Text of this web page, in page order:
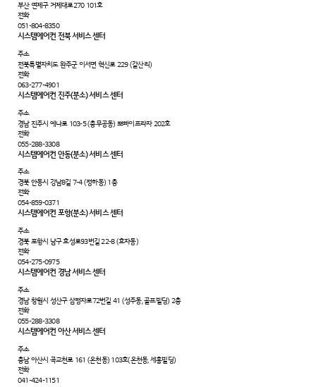
부산 연제구 거제대로270 101호
전화
051-804-8350
시스템에어컨 전북 서비스 센터
주소
전북특별자치도 완주군 이서면 혁신로 229 (갈산리)
전화
063-277-4901
시스템에어컨 진주(분소) 서비스 센터
주소
경남 진주시 에나로 103-5 (충무공동) 뽀빠이프라자 202호
전화
055-288-3308
시스템에어컨 안동(분소) 서비스 센터
주소
경북 안동시 강남8길 7-4 (정하동) 1층
전화
054-859-0371
시스템에어컨 포항(분소) 서비스 센터
주소
경북 포항시 남구 효성로93번길 22-8 (효자동)
전화
054-275-0975
시스템에어컨 경남 서비스 센터
주소
경남 창원시 성산구 삼정자로72번길 41 (성주동, 골프빌딩) 2층
전화
055-288-3308
시스템에어컨 아산 서비스 센터
주소
충남 아산시 곡교천로 161 (온천동) 103호(온천동, 세홍빌딩)
전화
041-424-1151